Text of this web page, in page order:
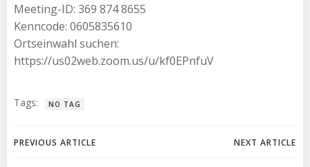
Meeting-ID: 369 874 8655
Kenncode: 0605835610
Ortseinwahl suchen:
https://us02web.zoom.us/u/kf0EPnfuV
Tags: NO TAG
Beitragsnavigation
PREVIOUS ARTICLE NEXT ARTICLE